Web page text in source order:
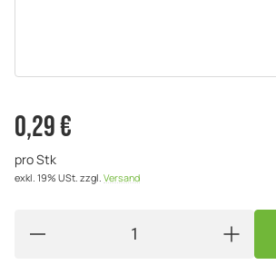
0,29 €
pro Stk
exkl. 19% USt. zzgl. Versand